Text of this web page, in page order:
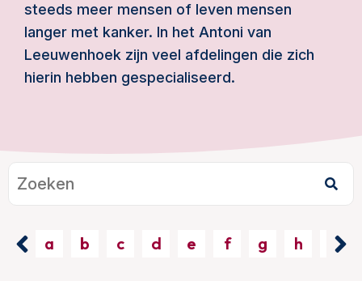
steeds meer mensen of leven mensen
langer met kanker. In het Antoni van
Leeuwenhoek zijn veel afdelingen die zich
hierin hebben gespecialiseerd.
a b c d e f g h i